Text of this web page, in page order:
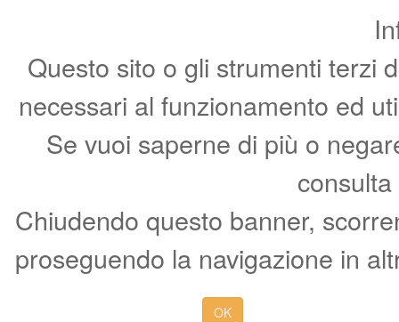
Questo sito o gli strumenti terzi
necessari al funzionamento ed
Se vuoi saperne di più o
Chiudendo questo banner,
proseguendo la navigazione in
OK